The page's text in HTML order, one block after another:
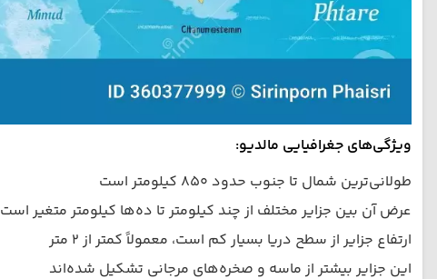
ویژگی‌های جغرافیایی مالدیو:
طولانی‌ترین شمال تا جنوب حدود ۸۵۰ کیلومتر است
عرض آن بین جزایر مختلف از چند کیلومتر تا ده‌ها کیلومتر متغیر است
ارتفاع جزایر از سطح دریا بسیار کم است، معمولاً کمتر از ۲ متر
این جزایر بیشتر از ماسه و صخره‌های مرجانی تشکیل شده‌اند